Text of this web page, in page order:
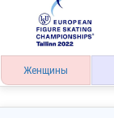
Женщины